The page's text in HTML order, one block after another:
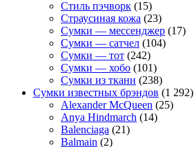
Стиль пэчворк (15)
Страусиная кожа (23)
Сумки — мессенджер (17)
Сумки — сатчел (104)
Сумки — тот (242)
Сумки — хобо (101)
Сумки из ткани (238)
Сумки известных брэндов (1 292)
Alexander McQueen (25)
Anya Hindmarch (14)
Balenciaga (21)
Balmain (2)